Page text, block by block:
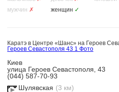
мужчин ✗ женщин ✓
Каратэ в Центре «Шанс» на Героев
Героев Севастополя 43 1 Фото
Киев
улица Героев Севастополя, 43
(044) 587-70-93
Шулявская (3 км)